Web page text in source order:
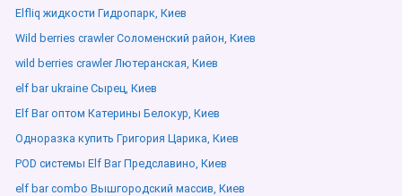
Elfliq жидкости Гидропарк, Киев
Wild berries crawler Соломенский район, Киев
wild berries crawler Лютеранская, Киев
elf bar ukraine Сырец, Киев
Elf Bar оптом Катерины Белокур, Киев
Одноразка купить Григория Царика, Киев
POD системы Elf Bar Предславино, Киев
elf bar combo Вышгородский массив, Киев